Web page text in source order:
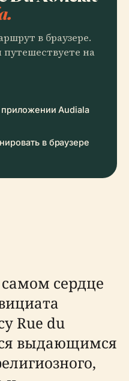
в браузере.
на
приложении Audiala
в браузере
сердце
Rue du
выдающимся